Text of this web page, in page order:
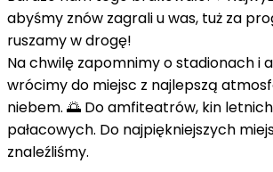
abyśmy znów zagrali u was, tuż za
ruszamy w drogę!
Na chwilę zapomnimy o stadionach i
wrócimy do miejsc z najlepszą
niebem. 🌅 Do amfiteatrów, kin
pałacowych. Do najpiękniejszych
znaleźliśmy.